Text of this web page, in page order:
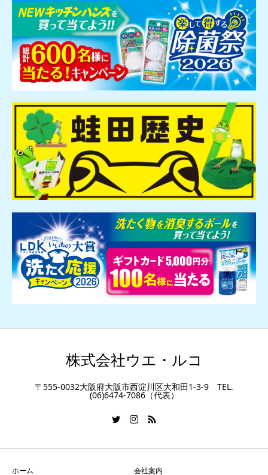
株式会社ウエ・ルコ
〒555-0032大阪府大阪市西淀川区大和田1-3-9 TEL.
(06)6474-7086（代表）
ホーム 会社案内